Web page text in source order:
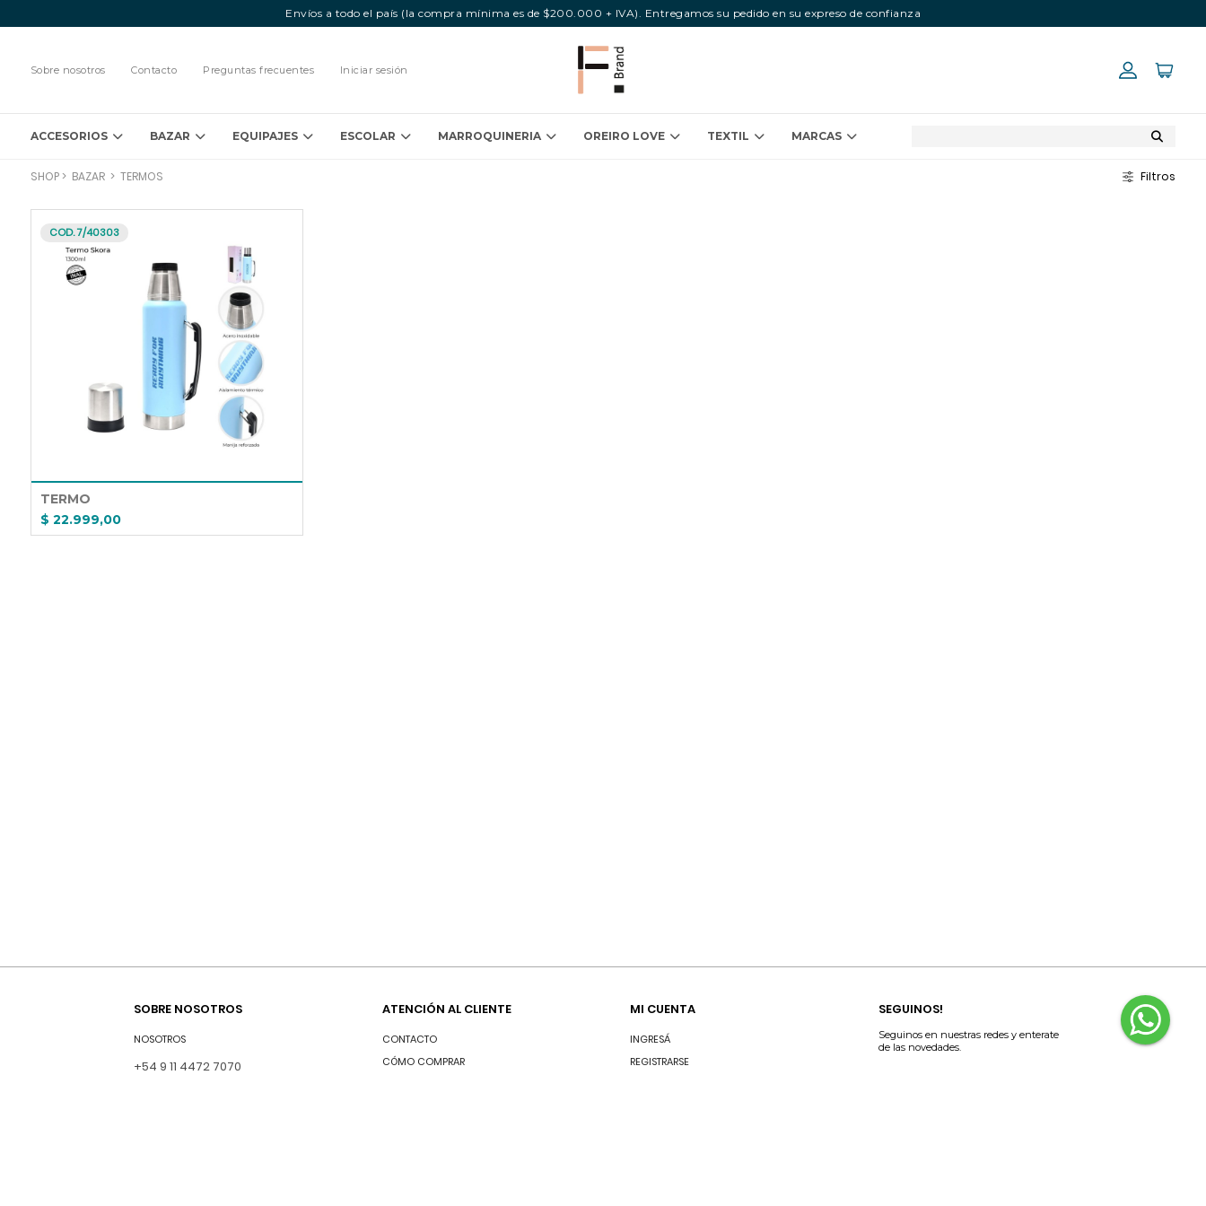
Envíos a todo el país (la compra mínima es de $200.000 + IVA). Entregamos su pedido en su expreso de confianza
Sobre nosotros Contacto Preguntas frecuentes Iniciar sesión
ACCESORIOS BAZAR EQUIPAJES ESCOLAR MARROQUINERIA OREIRO LOVE TEXTIL MARCAS
TERMOS
>
BAZAR
>
SHOP Filtros
COD. 7/40303
TERMO
$ 22.999,00
SOBRE NOSOTROS
NOSOTROS
+54 9 11 4472 7070
ATENCIÓN AL CLIENTE
CONTACTO
CÓMO COMPRAR
MI CUENTA
INGRESÁ
REGISTRARSE
SEGUINOS!
Seguinos en nuestras redes y enterate
de las novedades.